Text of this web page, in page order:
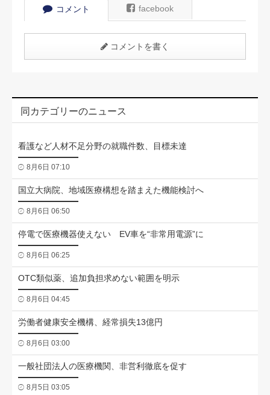
コメント facebook
コメントを書く
同カテゴリーのニュース
看護など人材不足分野の就職件数、目標未達
8月6日 07:10
国立大病院、地域医療構想を踏まえた機能検討へ
8月6日 06:50
停電で医療機器使えない EV車を“非常用電源”に
8月6日 06:25
OTC類似薬、追加負担求めない範囲を明示
8月6日 04:45
労働者健康安全機構、経常損失13億円
8月6日 03:00
一般社団法人の医療機関、非営利徹底を促す
8月5日 03:05